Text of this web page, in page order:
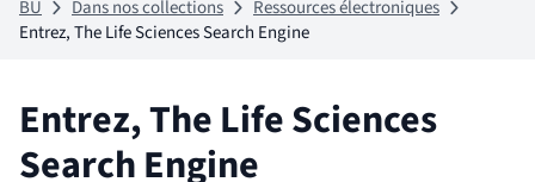
BU Dans nos collections
Ressources électroniques
Entrez, The Life Sciences Search Engine
Entrez, The Life Sciences
Search Engine